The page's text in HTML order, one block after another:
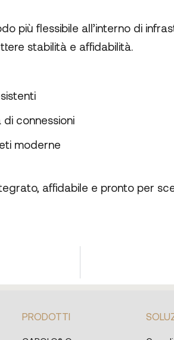
più flessibile all’interno di
stabilità e affidabilità.
connessioni
moderne
affidabile e pronto per
PRODOTTI